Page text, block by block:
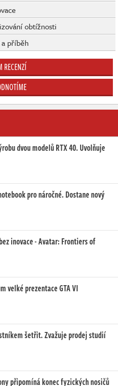
obtížnosti
příběh
RECENZÍ
dvou modelů RTX 40. Uvolňuje
pro náročné. Dostane nový
inovace - Avatar: Frontiers of
velké prezentace GTA VI
šetřit. Zvažuje prodej studií
připomíná konec fyzických nosičů